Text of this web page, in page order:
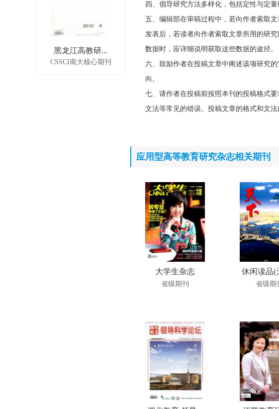
黑龙江高教研...
CSSCI南大核心期刊
四、倡导研究方法多样化，包括定性与定
五、编辑部在审稿过程中，若向作者索取
发表后，若读者向作者索取文章所用的研
数据时，应详细说明获取这些数据的途径。
六、鼓励作者在投稿文章中阐述该项研究
向。
七、请作者在投稿前按照本刊的投稿格式
文法等常见的错误。投稿文章的格式和文法
应用型高等教育研究杂志相关期刊
大学生杂志
省级期刊
休闲读品(
省级期